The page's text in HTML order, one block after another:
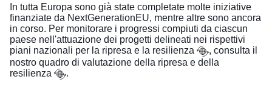
In tutta Europa sono già state completate molte iniziative
finanziate da NextGenerationEU, mentre altre sono ancora
in corso. Per monitorare i progressi compiuti da ciascun
paese nell'attuazione dei progetti delineati nei rispettivi
piani nazionali per la ripresa e la resilienza
, consulta il
nostro quadro di valutazione della ripresa e della
resilienza
.